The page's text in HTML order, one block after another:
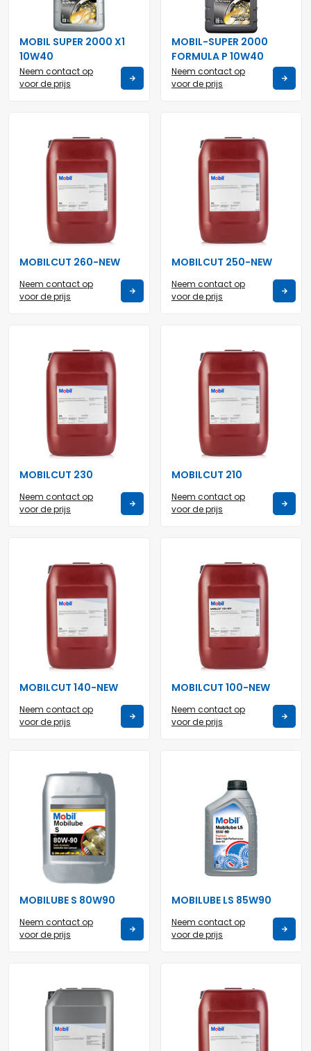
MOBIL SUPER 2000 X1
10W40
Neem contact op
voor de prijs
MOBIL-SUPER 2000
FORMULA P 10W40
Neem contact op
voor de prijs
MOBILCUT 260-NEW
Neem contact op
voor de prijs
MOBILCUT 250-NEW
Neem contact op
voor de prijs
MOBILCUT 230
Neem contact op
voor de prijs
MOBILCUT 210
Neem contact op
voor de prijs
MOBILCUT 140-NEW
Neem contact op
voor de prijs
MOBILCUT 100-NEW
Neem contact op
voor de prijs
MOBILUBE S 80W90
Neem contact op
voor de prijs
MOBILUBE LS 85W90
Neem contact op
voor de prijs